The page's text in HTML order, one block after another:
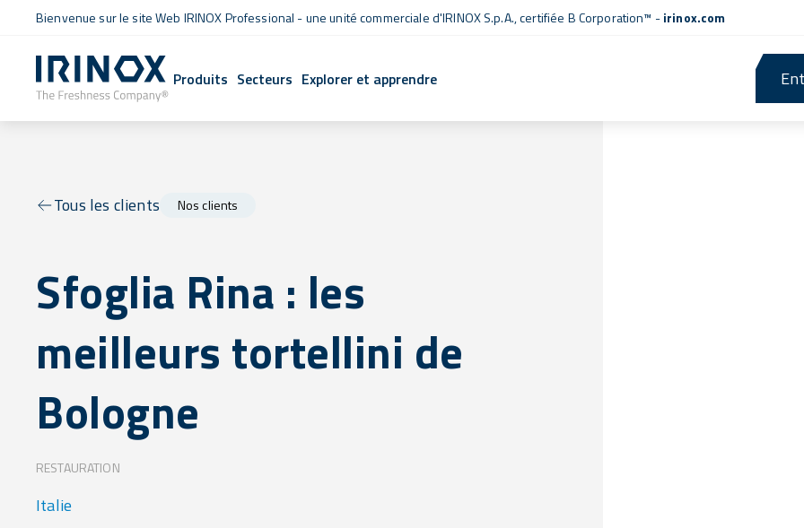
Bienvenue sur le site Web IRINOX Professional - une unité commerciale d'IRINOX S.p.A.,certifiée B Corporation™ -irinox.com
Produits Secteurs Explorer et apprendre
Tous les clients Nos clients
Sfoglia Rina : les
meilleurs tortellini de
Bologne
RESTAURATION
Italie